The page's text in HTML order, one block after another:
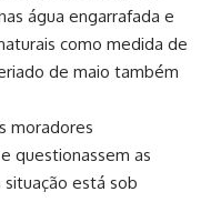
água engarrafada e
como medida de
de maio também
moradores
questionassem as
está sob